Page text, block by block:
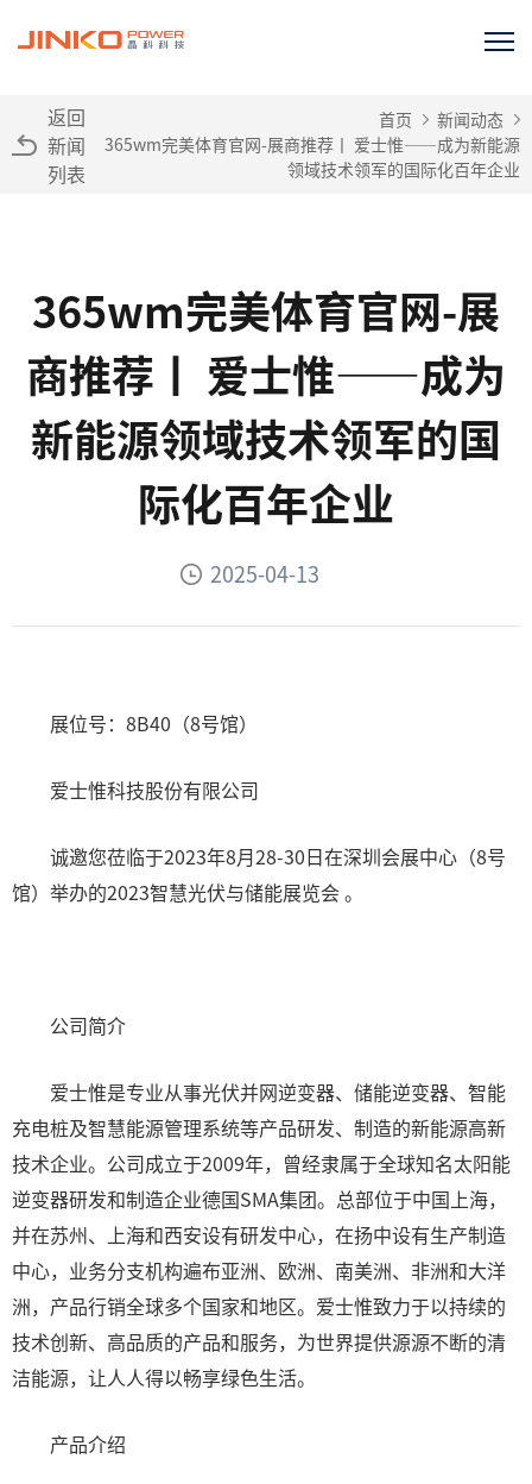
返回
新闻
列表
首页
新闻动态
365wm完美体育官网-展商推荐丨 爱士惟——成为新能源
领域技术领军的国际化百年企业
365wm完美体育官网-展
商推荐丨 爱士惟——成为
新能源领域技术领军的国
际化百年企业
2025-04-13
展位号：8B40（8号馆）
爱士惟科技股份有限公司
诚邀您莅临于2023年8月28-30日在深圳会展中心（8号
馆）举办的2023智慧光伏与储能展览会 。
公司简介
爱士惟是专业从事光伏并网逆变器、储能逆变器、智能
充电桩及智慧能源管理系统等产品研发、制造的新能源高新
技术企业。公司成立于2009年，曾经隶属于全球知名太阳能
逆变器研发和制造企业德国SMA集团。总部位于中国上海，
并在苏州、上海和西安设有研发中心，在扬中设有生产制造
中心，业务分支机构遍布亚洲、欧洲、南美洲、非洲和大洋
洲，产品行销全球多个国家和地区。爱士惟致力于以持续的
技术创新、高品质的产品和服务，为世界提供源源不断的清
洁能源，让人人得以畅享绿色生活。
产品介绍